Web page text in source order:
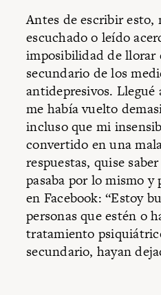
Antes de escribir esto,
escuchado o leído
imposibilidad de llorar
secundario de los
antidepresivos. Llegué
me había vuelto
incluso que mi
convertido en una
respuestas, quise
pasaba por lo mismo
en Facebook: “Estoy
personas que estén o
tratamiento
secundario, hayan